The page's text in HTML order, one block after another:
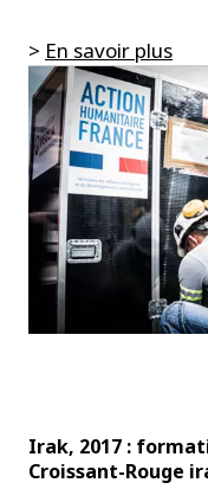
> En savoir plus
Irak, 2017 :
Croissant-Rouge